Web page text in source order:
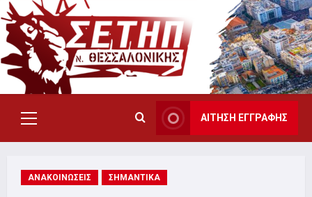
Skip
to
content
Primary
Menu
ΑΙΤΗΣΗ ΕΓΓΡΑΦΗΣ
ΑΝΑΚΟΙΝΩΣΕΙΣ ΣΗΜΑΝΤΙΚΑ